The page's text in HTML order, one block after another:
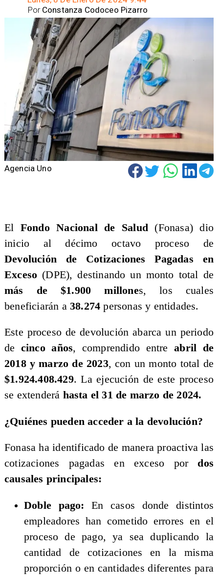
Constanza Codoceo Pizarro
Por
Agencia Uno
​​El Fondo Nacional de Salud (Fonasa) dio
inicio al décimo octavo proceso de
Devolución de Cotizaciones Pagadas en
Exceso (DPE), destinando un monto total de
más de $1.900 millones, los cuales
beneficiarán a38.274 personas y entidades.
​Este proceso de devolución abarca un periodo
de cinco años, comprendido entreabril de
2018 y marzo de 2023, con un monto total de
$1.924.408.429. La ejecución de este proceso
se extenderá hasta el 31 de marzo de 2024.
​¿Quiénes pueden acceder a la devolución?
Fonasa ha identificado de manera proactiva las
cotizaciones pagadas en exceso por dos
causales principales:
​Doble pago:En casos donde distintos
empleadores han cometido errores en el
proceso de pago, ya sea duplicando la
cantidad de cotizaciones en la misma
proporción o en cantidades diferentes para